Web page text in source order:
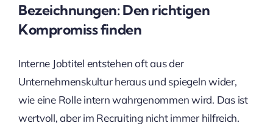
Bezeichnungen: Den richtigen
Kompromiss finden
Interne Jobtitel entstehen oft aus der
Unternehmenskultur heraus und spiegeln wider,
wie eine Rolle intern wahrgenommen wird. Das ist
wertvoll, aber im Recruiting nicht immer hilfreich.